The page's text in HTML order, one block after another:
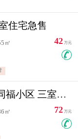
住宅急售
㎡
42 万元
福海路超低首付 同福小区 三室住宅急售
㎡
72 万元